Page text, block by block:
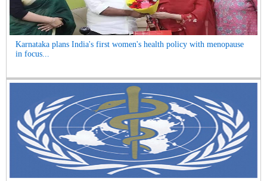
Karnataka plans India's first women's health policy with menopause
in focus...